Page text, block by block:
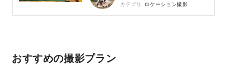
カテゴリ
ロケーション撮影
おすすめの撮影プラン